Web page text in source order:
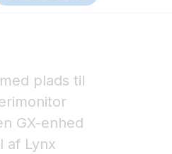
plads til
GX-enhed
af Lynx